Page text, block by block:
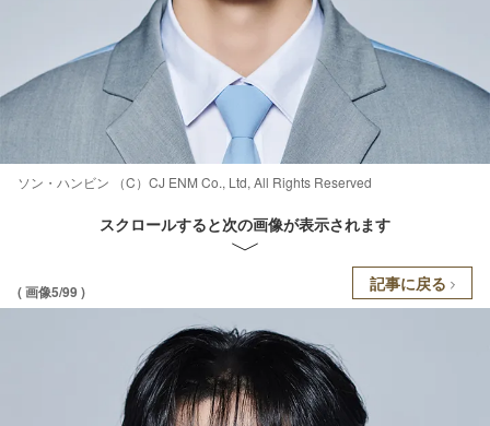
ソン・ハンビン （C）CJ ENM Co., Ltd, All Rights Reserved
スクロールすると次の画像が表示されます
( 画像5/99 ) 記事に戻る